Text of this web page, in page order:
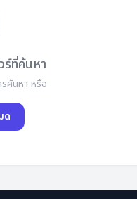
ร์ที่ค้นหา
ค้นหา หรือ
ด